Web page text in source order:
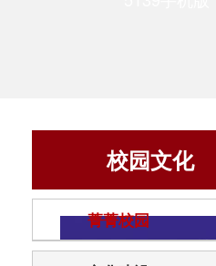
校园文化
菁菁校园